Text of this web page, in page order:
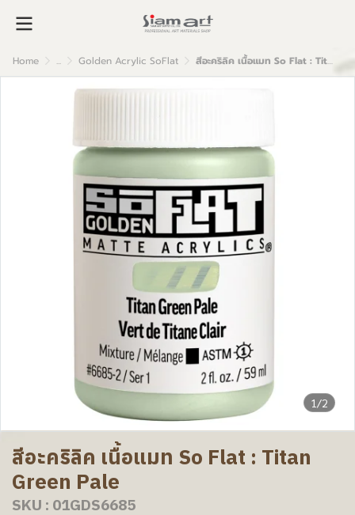
Home ... Golden Acrylic SoFlat สีอะคริลิค เนื้อแมท So Flat : Titan Green Pale
1/2
สีอะคริลิค เนื้อแมท So Flat : Titan
Green Pale
SKU : 01GDS6685